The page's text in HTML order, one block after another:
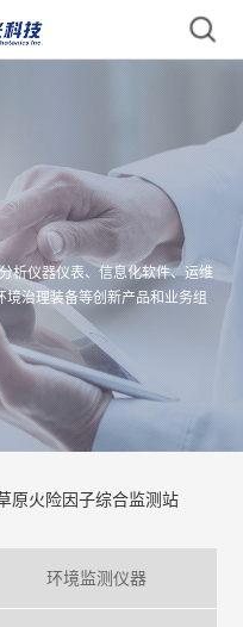
析仪器仪表、信息化软件、运维
治理装备等创新产品和业务组
原火险因子综合监测站
环境监测仪器